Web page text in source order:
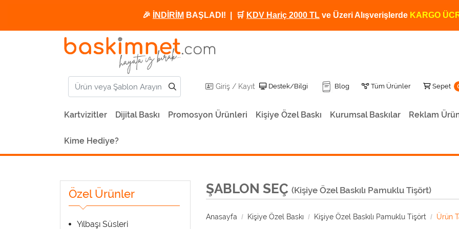
🎉 İNDİRİM BAŞLADI! | 🛒 KDV Hariç 2000 TL ve Üzeri Alışverişlerde KARGO
Giriş / Kayıt Destek/Bilgi
Destek/Bilgi Blog Tüm Ürünler
Tüm Ürünler Sepet
Sepet
Kartvizitler Dijital Baskı Promosyon Ürünleri Kişiye Özel Baskı Kurumsal Baskılar Reklam
Kime Hediye?
Özel Ürünler
Yılbaşı Süsleri
ŞABLON SEÇ (Kişiye Özel Baskılı Pamuklu Tişört)
Anasayfa Kişiye Özel Baskı Kişiye Özel Baskılı Pamuklu Tişört Ürün